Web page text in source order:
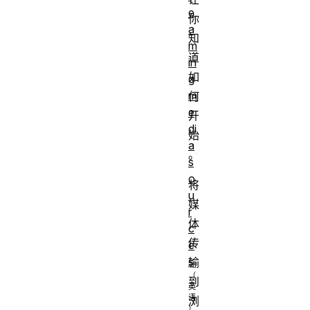
你
知
道
如
何
开
始
。
将
媒
体
传
输
到
浏
e
a
m
in
g
m
e
di
a
s
o
u
r
c
e
s